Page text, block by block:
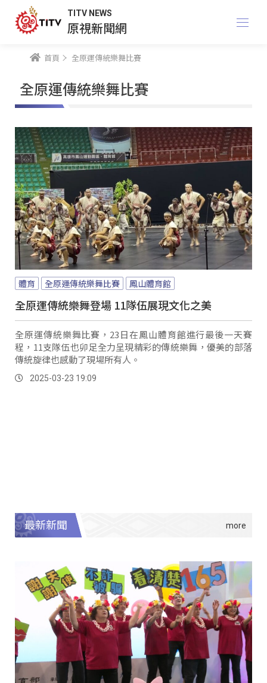
TITV NEWS
原視新聞網
首頁 全原運傳統樂舞比賽
全原運傳統樂舞比賽
體育 全原運傳統樂舞比賽 鳳山體育館
全原運傳統樂舞登場 11隊伍展現文化之美
全原運傳統樂舞比賽，23日在鳳山體育館進行最後一天賽
程，11支隊伍也卯足全力呈現精彩的傳統樂舞，優美的部落
傳統旋律也感動了現場所有人。
2025-03-23 19:09
最新新聞